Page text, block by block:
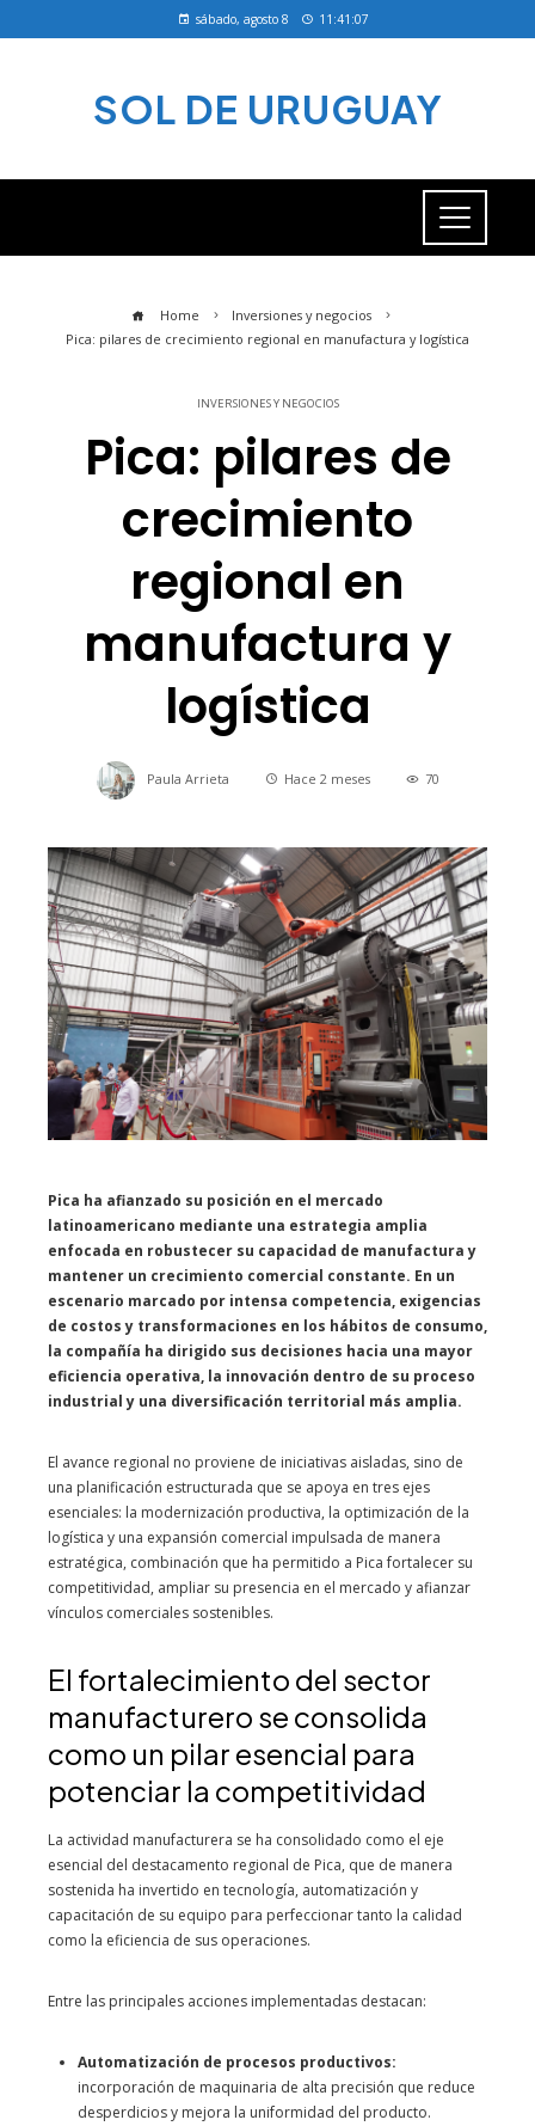
sábado, agosto 8 11:41:07
SOL DE URUGUAY
Home
Inversiones y negocios
Pica: pilares de crecimiento regional en manufactura y logística
INVERSIONES Y NEGOCIOS
Pica: pilares de
crecimiento
regional en
manufactura y
logística
Paula Arrieta Hace 2 meses 70
Pica ha afianzado su posición en el mercado
latinoamericano mediante una estrategia amplia
enfocada en robustecer su capacidad de manufactura y
mantener un crecimiento comercial constante. En un
escenario marcado por intensa competencia, exigencias
de costos y transformaciones en los hábitos de consumo,
la compañía ha dirigido sus decisiones hacia una mayor
eficiencia operativa, la innovación dentro de su proceso
industrial y una diversificación territorial más amplia.
El avance regional no proviene de iniciativas aisladas, sino de
una planificación estructurada que se apoya en tres ejes
esenciales: la modernización productiva, la optimización de la
logística y una expansión comercial impulsada de manera
estratégica, combinación que ha permitido a Pica fortalecer su
competitividad, ampliar su presencia en el mercado y afianzar
vínculos comerciales sostenibles.
El fortalecimiento del sector
manufacturero se consolida
como un pilar esencial para
potenciar la competitividad
La actividad manufacturera se ha consolidado como el eje
esencial del destacamento regional de Pica, que de manera
sostenida ha invertido en tecnología, automatización y
capacitación de su equipo para perfeccionar tanto la calidad
como la eficiencia de sus operaciones.
Entre las principales acciones implementadas destacan:
Automatización de procesos productivos:
incorporación de maquinaria de alta precisión que reduce
desperdicios y mejora la uniformidad del producto.